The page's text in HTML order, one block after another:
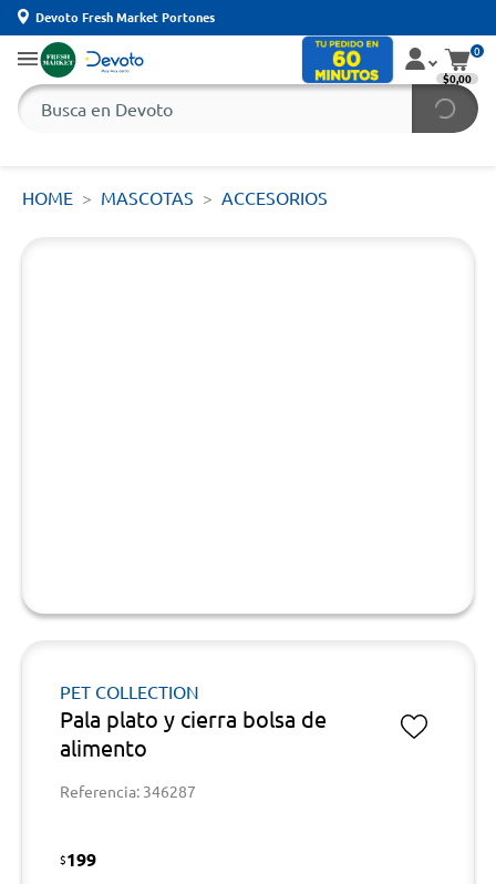
Devoto Fresh Market Portones
0
$0,00
HOME MASCOTAS ACCESORIOS
PET COLLECTION
Pala plato y cierra bolsa de
alimento
Referencia: 346287
$199